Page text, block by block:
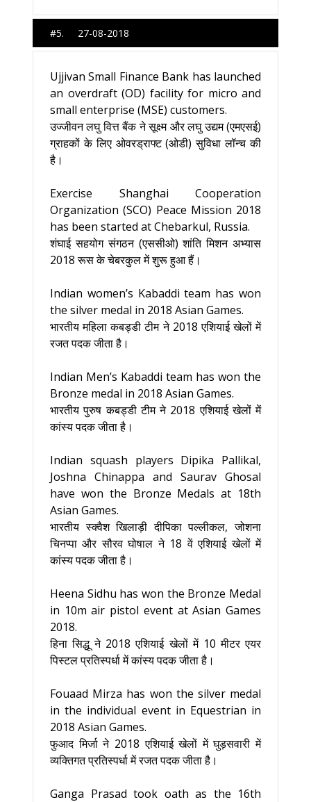
#5. 27-08-2018
Ujjivan Small Finance Bank has launched
an overdraft (OD) facility for micro and
small enterprise (MSE) customers.
उज्जीवन लघु वित्त बैंक ने सूक्ष्म और लघु उद्यम (एमएसई)
ग्राहकों के लिए ओवरड्राफ्ट (ओडी) सुविधा लॉन्च की
है।
Exercise Shanghai Cooperation
Organization (SCO) Peace Mission 2018
has been started at Chebarkul, Russia.
शंघाई सहयोग संगठन (एससीओ) शांति मिशन अभ्यास
2018 रूस के चेबरकुल में शुरू हुआ हैं।
Indian women’s Kabaddi team has won
the silver medal in 2018 Asian Games.
भारतीय महिला कबड्डी टीम ने 2018 एशियाई खेलों में
रजत पदक जीता है।
Indian Men’s Kabaddi team has won the
Bronze medal in 2018 Asian Games.
भारतीय पुरुष कबड्डी टीम ने 2018 एशियाई खेलों में
कांस्य पदक जीता है।
Indian squash players Dipika Pallikal,
Joshna Chinappa and Saurav Ghosal
have won the Bronze Medals at 18th
Asian Games.
भारतीय स्क्वैश खिलाड़ी दीपिका पल्लीकल, जोशना
चिनप्पा और सौरव घोषाल ने 18 वें एशियाई खेलों में
कांस्य पदक जीता है।
Heena Sidhu has won the Bronze Medal
in 10m air pistol event at Asian Games
2018.
हिना सिद्धू ने 2018 एशियाई खेलों में 10 मीटर एयर
पिस्टल प्रतिस्पर्धा में कांस्य पदक जीता है।
Fouaad Mirza has won the silver medal
in the individual event in Equestrian in
2018 Asian Games.
फुआद मिर्जा ने 2018 एशियाई खेलों में घुड़सवारी में
व्यक्तिगत प्रतिस्पर्धा में रजत पदक जीता है।
Ganga Prasad took oath as the 16th